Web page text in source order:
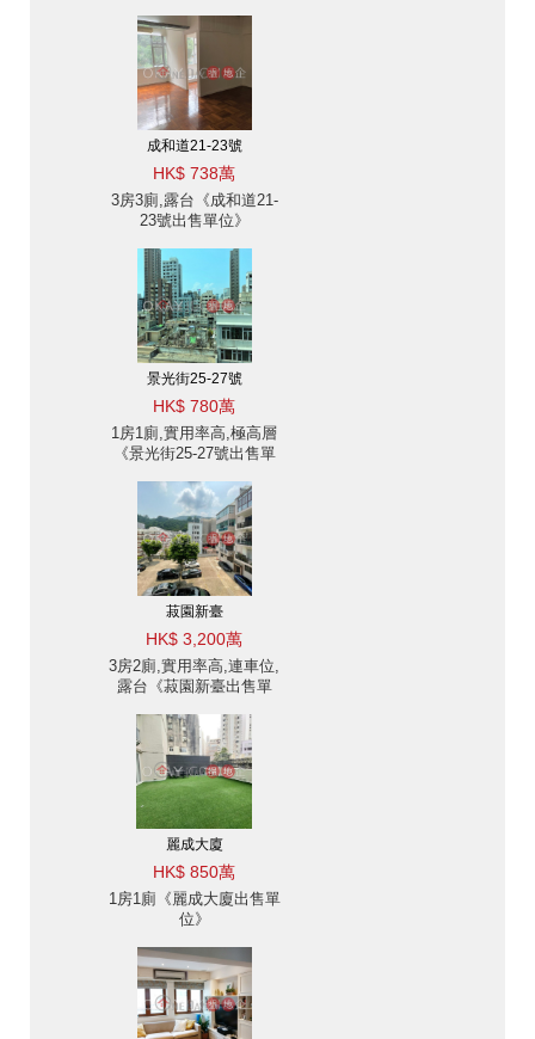
成和道21-23號
HK$ 738萬
3房3廁,露台《成和道21-
23號出售單位》
景光街25-27號
HK$ 780萬
1房1廁,實用率高,極高層
《景光街25-27號出售單
菽園新臺
HK$ 3,200萬
3房2廁,實用率高,連車位,
露台《菽園新臺出售單
麗成大廈
HK$ 850萬
1房1廁《麗成大廈出售單
位》